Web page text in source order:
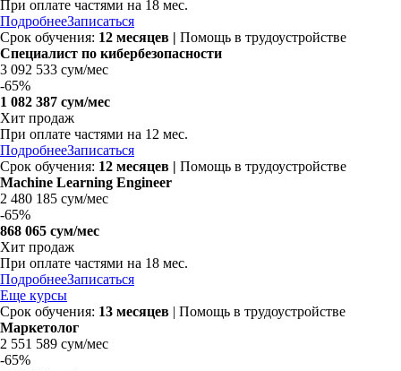
При оплате частями на 18 мес.
ПодробнееЗаписаться
Срок обучения: 12 месяцев | Помощь в трудоустройстве
Специалист по кибербезопасности
3 092 533 сум/мес
-65%
1 082 387 сум/мес
Хит продаж
При оплате частями на 12 мес.
ПодробнееЗаписаться
Срок обучения: 12 месяцев | Помощь в трудоустройстве
Machine Learning Engineer
2 480 185 сум/мес
-65%
868 065 сум/мес
Хит продаж
При оплате частями на 18 мес.
ПодробнееЗаписаться
Еще курсы
Срок обучения: 13 месяцев | Помощь в трудоустройстве
Маркетолог
2 551 589 сум/мес
-65%